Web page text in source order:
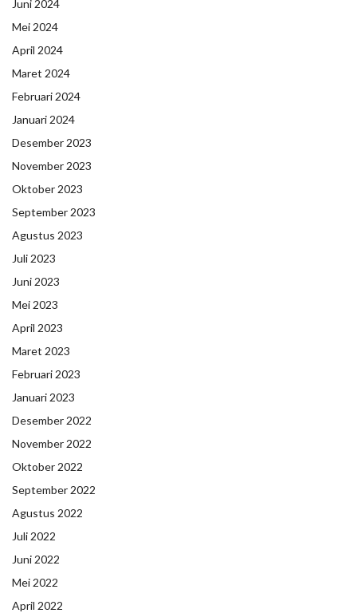
Juni 2024
Mei 2024
April 2024
Maret 2024
Februari 2024
Januari 2024
Desember 2023
November 2023
Oktober 2023
September 2023
Agustus 2023
Juli 2023
Juni 2023
Mei 2023
April 2023
Maret 2023
Februari 2023
Januari 2023
Desember 2022
November 2022
Oktober 2022
September 2022
Agustus 2022
Juli 2022
Juni 2022
Mei 2022
April 2022